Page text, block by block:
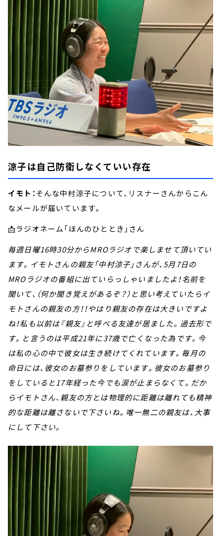
涼子は自己防衛しなくていい存在
イモト：そんな中村涼子について、リスナーさんからこん
なメールが届いています。
📩ラジオネーム「ほんのひととき」さん
毎週日曜16時30分からMROラジオで楽しませて頂いてい
ます。イモトさんの親友「中村涼子」さんが、5月7日の
MROラジオの番組に出ていらっしゃいましたよ！名前を
聞いて、（何か聞き覚えがあるぞ？）と思い考えていたらイ
モトさんの親友の方！！やはり親友の存在は大きいですよ
ね！私も以前は『親友』と呼べる友達が居ました。過去形で
す。と言うのは平成21年に37歳で亡くなった為です。今
は私の心の中で彼女は生き続けてくれています。毎月の
命日には、彼女のお墓参りをしています。彼女のお墓参り
をしていると17年経った今でも涙が止まらなくて。だか
らイモトさん、親友の方とは物理的に距離は離れても精神
的な距離は離さないで下さいね。唯一無二の親友は、大事
にして下さい。